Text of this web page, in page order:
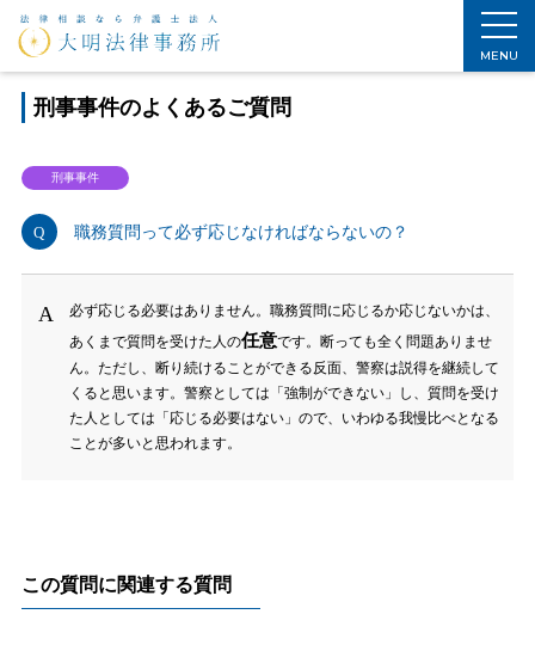
MENU
ホーム > よくある質問 > 刑事事件 職務質問って必ず応じなければならないの？
刑事事件のよくあるご質問
刑事事件
職務質問って必ず応じなければならないの？
必ず応じる必要はありません。職務質問に応じるか応じないかは、
あくまで質問を受けた人の任意です。断っても全く問題ありませ
ん。ただし、断り続けることができる反面、警察は説得を継続して
くると思います。警察としては「強制ができない」し、質問を受け
た人としては「応じる必要はない」ので、いわゆる我慢比べとなる
ことが多いと思われます。
この質問に関連する質問